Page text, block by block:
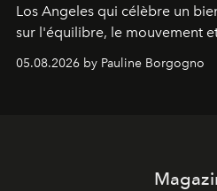
Los Angeles qui célèbre un
sur l'équilibre, le mouvement
05.08.2026 by Pauline Borgogno